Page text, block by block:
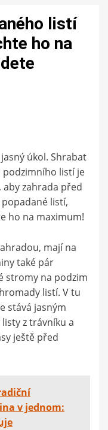
listí
ho na
úkol. Shrabat
podzimního listí je
aby zahrada před
listí,
ho na maximum!
mají na
také pár
stromy na podzim
listí. V tu
stává jasným
z trávníku a
ještě před
v jednom: